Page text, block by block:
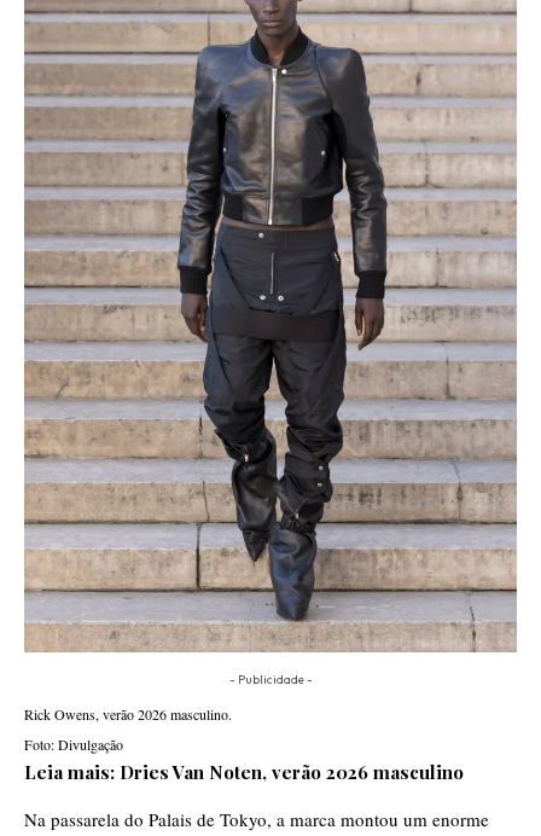
- Publicidade -
Rick Owens, verão 2026 masculino.
Foto: Divulgação
Leia mais: Dries Van Noten, verão 2026 masculino
Na passarela do Palais de Tokyo, a marca montou um enorme